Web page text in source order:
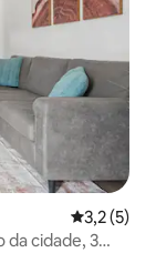
3,2 de
3,2 (5)
da cidade, 3